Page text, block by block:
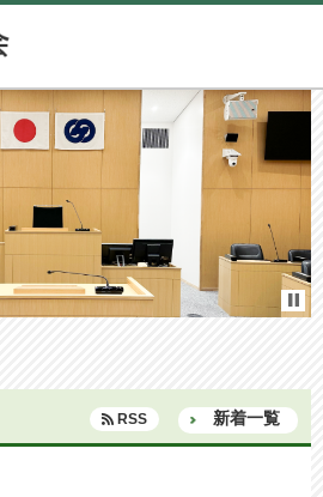
RSS 新着一覧